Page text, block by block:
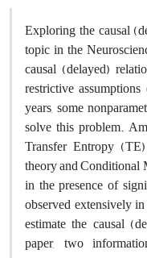
Exploring the causal
topic in the
causal (delayed)
restrictive
years, some
solve this problem.
Transfer Entropy
theory and Conditional
in the presence of
observed extensively
estimate the causal
paper, two